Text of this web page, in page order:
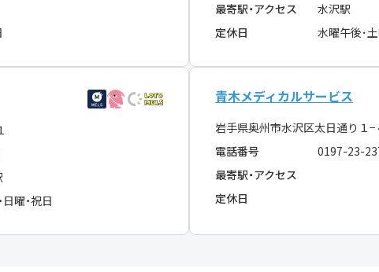
最寄駅・アクセス
水沢駅
定休日
水曜午後･
曜・祝日
青木メディカルサービス
岩手県奥州市水沢区太日通り１
電話番号
0197-23-
最寄駅・アクセス
定休日